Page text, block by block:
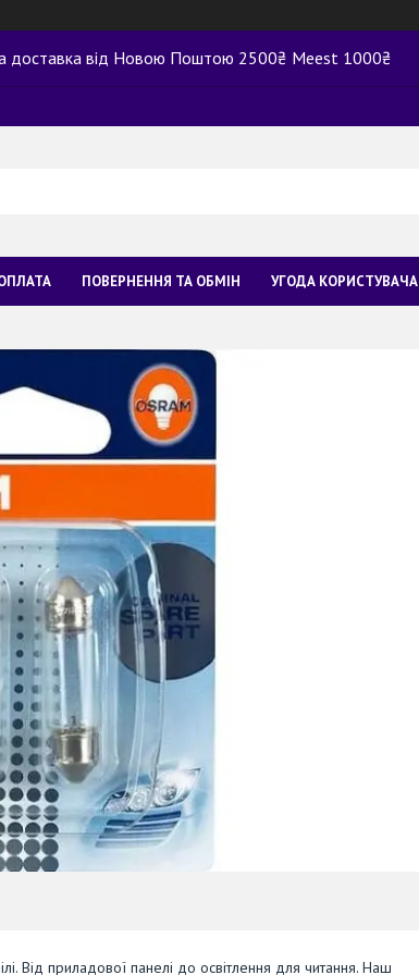
доставка від Новою Поштою 2500₴ Meest 1000₴
ПОВЕРНЕННЯ ТА ОБМІН УГОДА КОРИСТУВАЧА
Від приладової панелі до освітлення для читання. Наш